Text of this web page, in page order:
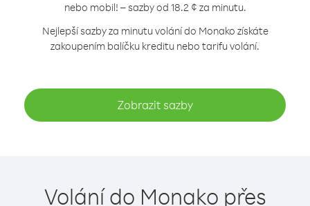
nebo mobil! – sazby od 18.2 ¢ za minutu.
Nejlepší sazby za minutu volání do Monako získáte
zakoupením balíčku kreditu nebo tarifu volání.
Zobrazit sazby
Volání do Monako přes